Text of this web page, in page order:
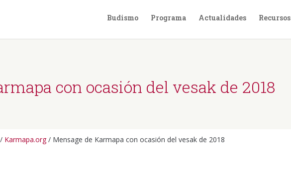
Budismo Programa Actualidades Recursos
con ocasión del vesak de 2018
/ Karmapa.org/ Mensage de Karmapa con ocasión del vesak de 2018